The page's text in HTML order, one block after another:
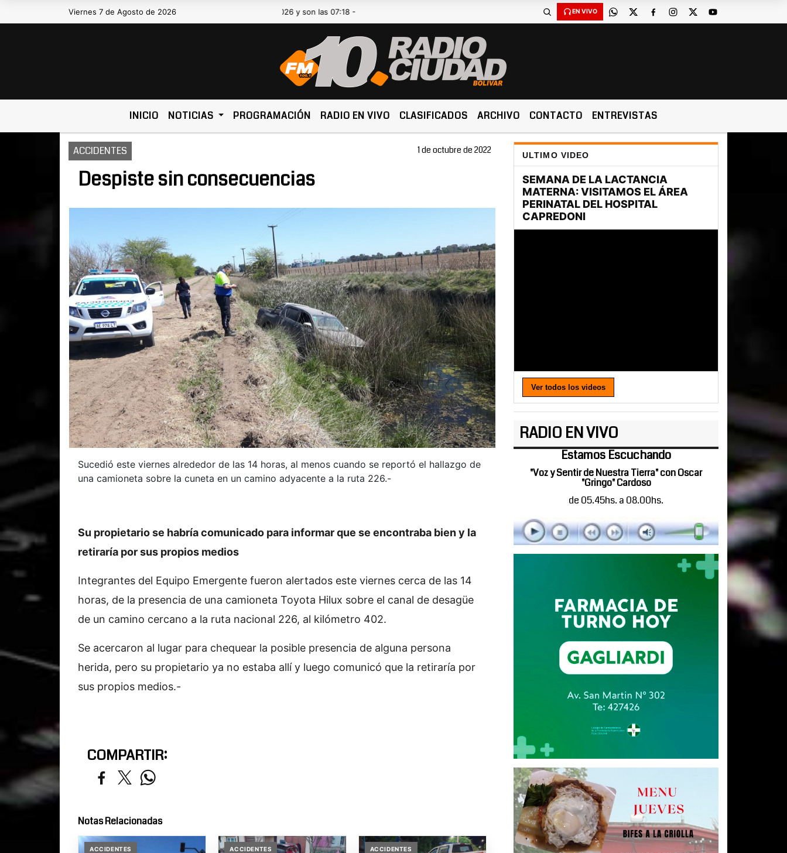
Viernes 7 de Agosto de 2026Hoy es Viernes 7 de Agosto de 2026 y son las 07:18 - EN VIVO
INICIO NOTICIAS PROGRAMACIÓN RADIO EN VIVO CLASIFICADOS ARCHIVO CONTACTO ENTREVISTAS
ACCIDENTES 1 de octubre de 2022
Despiste sin consecuencias
Sucedió este viernes alrededor de las 14 horas, al menos cuando se reportó el hallazgo de
una camioneta sobre la cuneta en un camino adyacente a la ruta 226.-
Su propietario se habría comunicado para informar que se encontraba bien y la
retiraría por sus propios medios
Integrantes del Equipo Emergente fueron alertados este viernes cerca de las 14
horas, de la presencia de una camioneta Toyota Hilux sobre el canal de desagüe
de un camino cercano a la ruta nacional 226, al kilómetro 402.
Se acercaron al lugar para chequear la posible presencia de alguna persona
herida, pero su propietario ya no estaba allí y luego comunicó que la retiraría por
sus propios medios.-
COMPARTIR:
Notas Relacionadas
ACCIDENTES ACCIDENTES ACCIDENTES
ULTIMO VIDEO
Ver todos los videos
RADIO EN VIVO
Estamos Escuchando
"Voz y Sentir de Nuestra Tierra" con Oscar
"Gringo" Cardoso
de 05.45hs. a 08.00hs.